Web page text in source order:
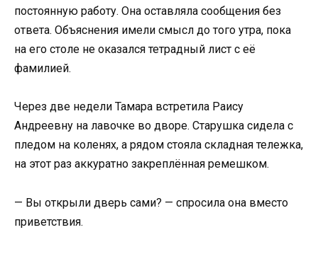
постоянную работу. Она оставляла сообщения без
ответа. Объяснения имели смысл до того утра, пока
на его столе не оказался тетрадный лист с её
фамилией.
Через две недели Тамара встретила Раису
Андреевну на лавочке во дворе. Старушка сидела с
пледом на коленях, а рядом стояла складная тележка,
на этот раз аккуратно закреплённая ремешком.
— Вы открыли дверь сами? — спросила она вместо
приветствия.